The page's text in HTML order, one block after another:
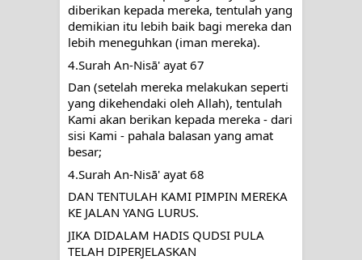
diberikan kepada mereka, tentulah yang
demikian itu lebih baik bagi mereka dan
lebih meneguhkan (iman mereka).
4.Surah An-Nisā' ayat 67
Dan (setelah mereka melakukan seperti
yang dikehendaki oleh Allah), tentulah
Kami akan berikan kepada mereka - dari
sisi Kami - pahala balasan yang amat
besar;
4.Surah An-Nisā' ayat 68
DAN TENTULAH KAMI PIMPIN MEREKA
KE JALAN YANG LURUS.
JIKA DIDALAM HADIS QUDSI PULA
TELAH DIPERJELASKAN